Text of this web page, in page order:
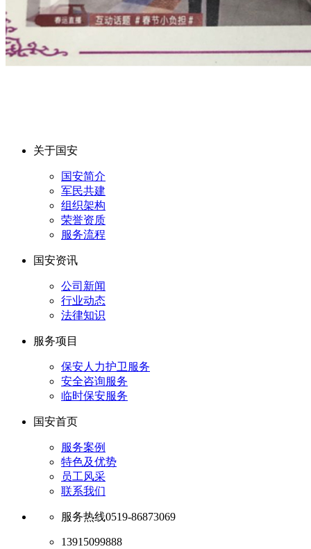
关于国安
国安简介
军民共建
组织架构
荣誉资质
服务流程
国安资讯
公司新闻
行业动态
法律知识
服务项目
保安人力护卫服务
安全咨询服务
临时保安服务
国安首页
服务案例
特色及优势
员工风采
联系我们
服务热线0519-86873069
13915099888